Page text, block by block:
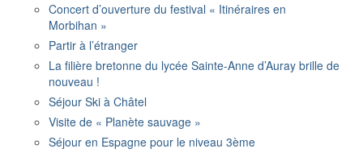
Concert d’ouverture du festival « Itinéraires en
Morbihan »
Partir à l’étranger
La filière bretonne du lycée Sainte-Anne d’Auray brille de
nouveau !
Séjour Ski à Châtel
Visite de « Planète sauvage »
Séjour en Espagne pour le niveau 3ème